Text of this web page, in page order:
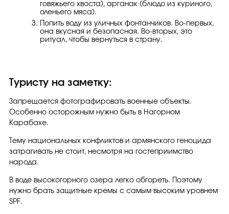
говяжьего хвоста), арганак (блюдо из куриного,
оленьего мяса).
Попить воду из уличных фонтанчиков. Во-первых,
она вкусная и безопасная. Во-вторых, это
ритуал, чтобы вернуться в страну.
Туристу на заметку:
Запрещается фотографировать военные объекты.
Особенно осторожным нужно быть в Нагорном
Карабахе.
Тему национальных конфликтов и армянского геноцида
затрагивать не стоит, несмотря на гостеприимство
народа.
В воде высокогорного озера легко обгореть. Поэтому
нужно брать защитные кремы с самым высоким уровнем
SPF.